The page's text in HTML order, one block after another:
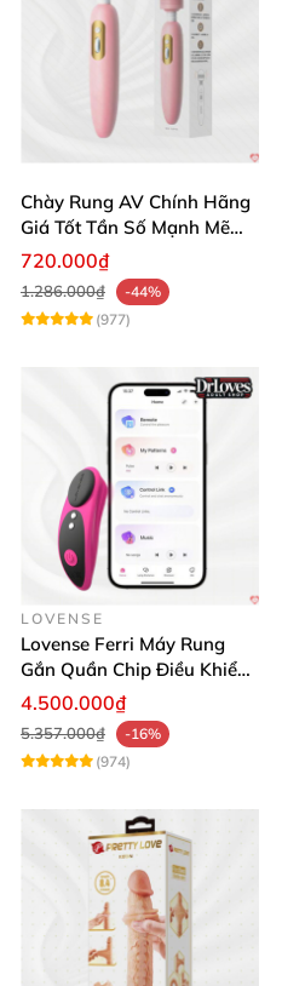
Chày Rung AV Chính Hãng
Giá Tốt Tần Số Mạnh Mẽ
Siêu Bền
720.000₫
1.286.000₫
-44%
(977)
LOVENSE
Lovense Ferri Máy Rung
Gắn Quần Chip Điều Khiển
App Tăng Hưng Phấn
4.500.000₫
5.357.000₫
-16%
(974)